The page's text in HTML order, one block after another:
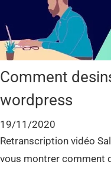
Comment
wordpress
19/11/2020
Retranscription vidéo
vous montrer comment